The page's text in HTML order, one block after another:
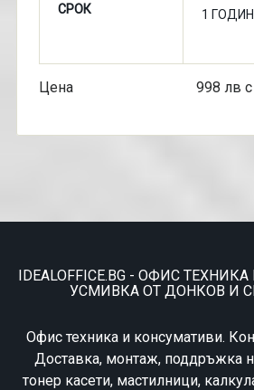
СРОК
1
Цена 998 лв с
IDEALOFFICE.BG - ОФИС
УСМИВКА ОТ ДОНКОВ И
Офис техника и консумативи.
Доставка, монтаж, поддръжка
тонер касети, мастилници,